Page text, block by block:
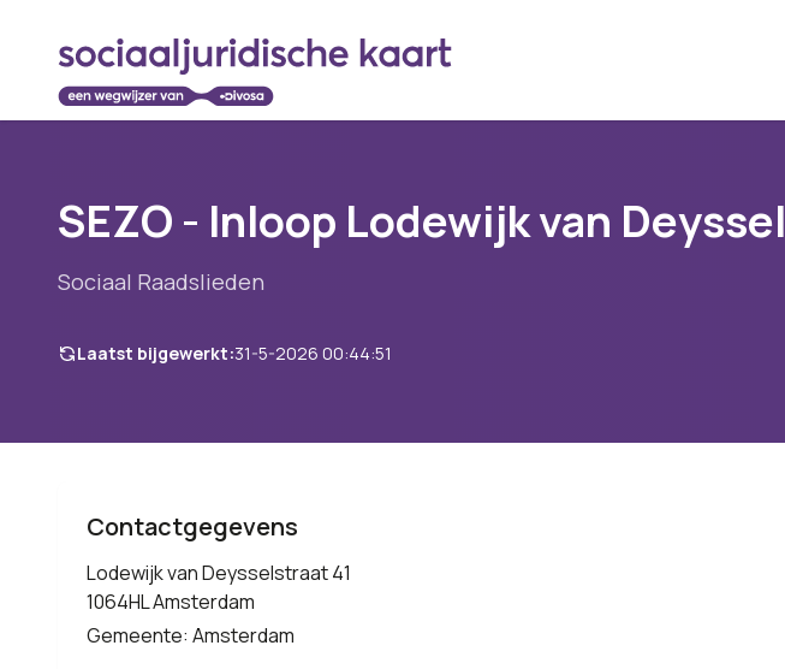
SEZO - Inloop Lodewijk van Deyssel
Sociaal Raadslieden
Laatst bijgewerkt:31-5-2026 00:44:51
Contactgegevens
Lodewijk van Deysselstraat 41
1064HL Amsterdam
Gemeente: Amsterdam